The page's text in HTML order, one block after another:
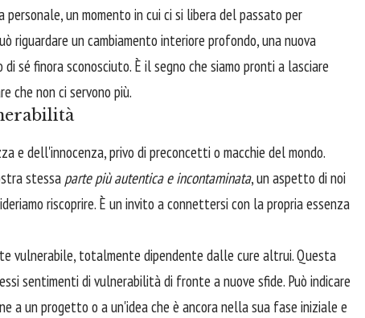
personale, un momento in cui ci si libera del passato per
riguardare un cambiamento interiore profondo, una nuova
sé finora sconosciuto. È il segno che siamo pronti a lasciare
che non ci servono più.
e dell'innocenza, privo di preconcetti o macchie del mondo.
stessa parte più autentica e incontaminata, un aspetto di noi
riscoprire. È un invito a connettersi con la propria essenza
vulnerabile, totalmente dipendente dalle cure altrui. Questa
sentimenti di vulnerabilità di fronte a nuove sfide. Può indicare
a un progetto o a un'idea che è ancora nella sua fase iniziale e